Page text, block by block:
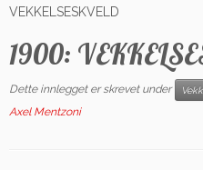
content
VEKKELSESKVELD
1900:
Dette innlegget er skrevet under
Axel Mentzoni